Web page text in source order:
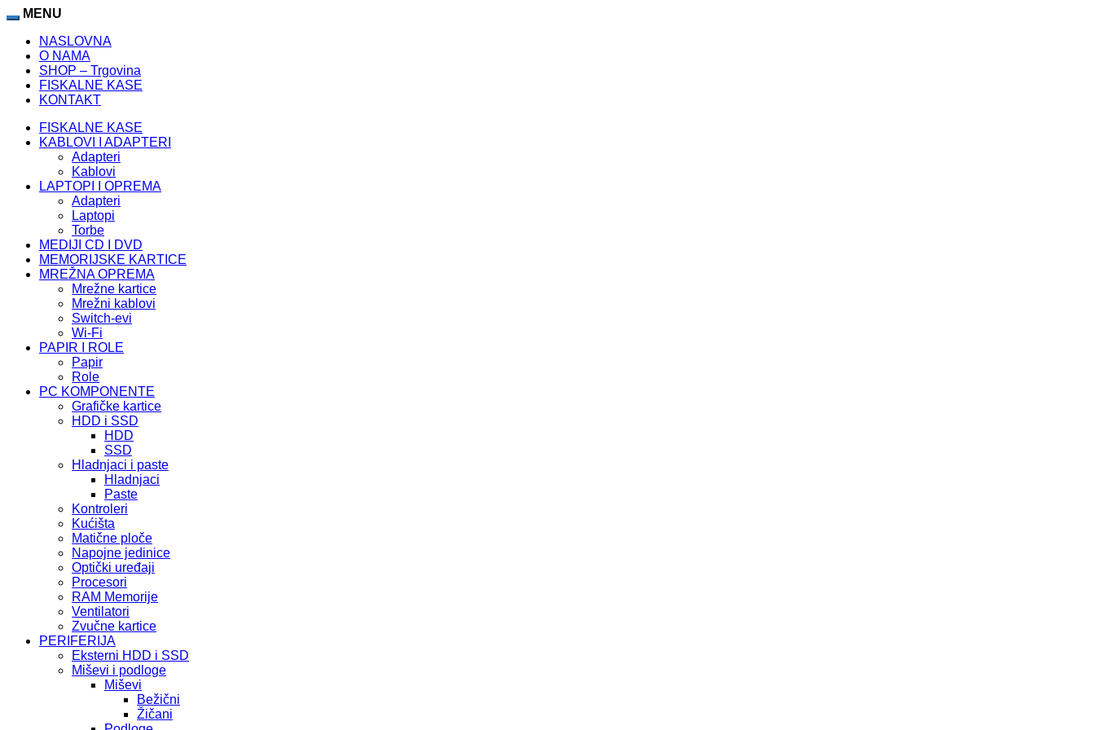
MENU
NASLOVNA
O NAMA
SHOP – Trgovina
FISKALNE KASE
KONTAKT
FISKALNE KASE
KABLOVI I ADAPTERI
Adapteri
Kablovi
LAPTOPI I OPREMA
Adapteri
Laptopi
Torbe
MEDIJI CD I DVD
MEMORIJSKE KARTICE
MREŽNA OPREMA
Mrežne kartice
Mrežni kablovi
Switch-evi
Wi-Fi
PAPIR I ROLE
Papir
Role
PC KOMPONENTE
Grafičke kartice
HDD i SSD
HDD
SSD
Hladnjaci i paste
Hladnjaci
Paste
Kontroleri
Kućišta
Matične ploče
Napojne jedinice
Optički uređaji
Procesori
RAM Memorije
Ventilatori
Zvučne kartice
PERIFERIJA
Eksterni HDD i SSD
Miševi i podloge
Miševi
Bežični
Žičani